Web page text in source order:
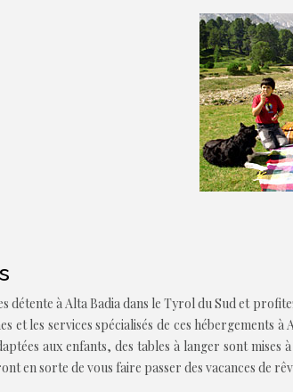
détente à Alta Badia dans le Tyrol du Sud et
et les services spécialisés de ces
aux enfants, des tables à langer sont
en sorte de vous faire passer des vacances de